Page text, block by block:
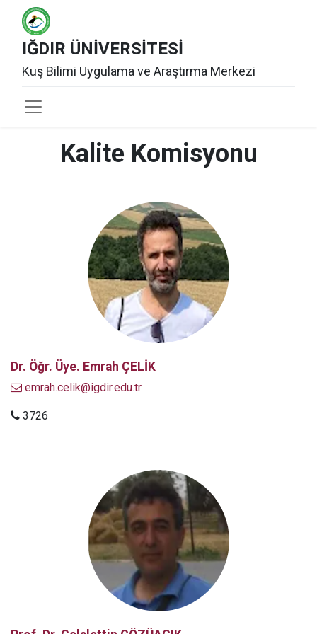
IĞDIR ÜNİVERSİTESİ
Kuş Bilimi Uygulama ve Araştırma Merkezi
Kalite Komisyonu
Dr. Öğr. Üye. Emrah ÇELİK
emrah.celik@igdir.edu.tr
3726